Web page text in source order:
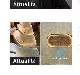
Attualità
Attualità